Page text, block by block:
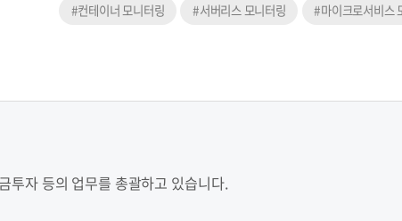
#컨테이너 모니터링
#서버리스 모니터링 #마이크로서비스
투자 등의 업무를 총괄하고 있습니다.